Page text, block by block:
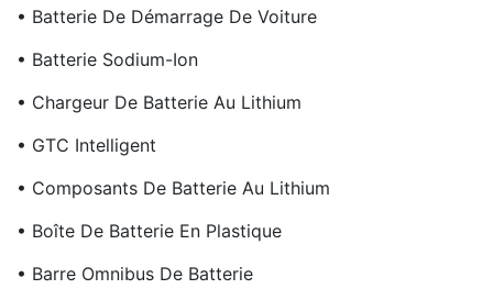
• Batterie De Démarrage De Voiture
• Batterie Sodium-Ion
• Chargeur De Batterie Au Lithium
• GTC Intelligent
• Composants De Batterie Au Lithium
• Boîte De Batterie En Plastique
• Barre Omnibus De Batterie